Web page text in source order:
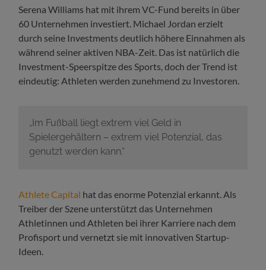
Serena Williams hat mit ihrem VC-Fund bereits in über
60 Unternehmen investiert. Michael Jordan erzielt
durch seine Investments deutlich höhere Einnahmen als
während seiner aktiven NBA-Zeit. Das ist natürlich die
Investment-Speerspitze des Sports, doch der Trend ist
eindeutig: Athleten werden zunehmend zu Investoren.
„Im Fußball liegt extrem viel Geld in
Spielergehältern – extrem viel Potenzial, das
genutzt werden kann.“
Athlete Capital hat das enorme Potenzial erkannt. Als
Treiber der Szene unterstützt das Unternehmen
Athletinnen und Athleten bei ihrer Karriere nach dem
Profisport und vernetzt sie mit innovativen Startup-
Ideen.